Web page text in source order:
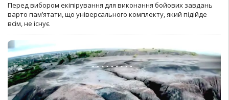
Перед вибором екіпірування для виконання бойових завдань
варто пам’ятати, що універсального комплекту, який підійде
всім, не існує.